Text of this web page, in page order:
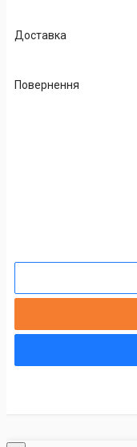
Доставка
Повернення